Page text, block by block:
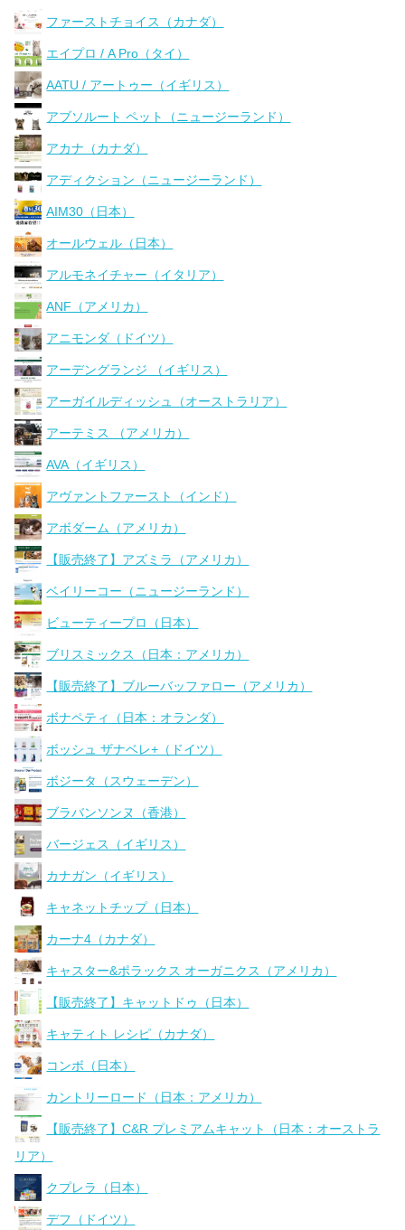
ファーストチョイス（カナダ）
エイプロ / A Pro（タイ）
AATU / アートゥー（イギリス）
アブソルート ペット（ニュージーランド）
アカナ（カナダ）
アディクション（ニュージーランド）
AIM30（日本）
オールウェル（日本）
アルモネイチャー（イタリア）
ANF（アメリカ）
アニモンダ（ドイツ）
アーデングランジ （イギリス）
アーガイルディッシュ（オーストラリア）
アーテミス （アメリカ）
AVA（イギリス）
アヴァントファースト（インド）
アボダーム（アメリカ）
【販売終了】アズミラ（アメリカ）
ベイリーコー（ニュージーランド）
ビューティープロ（日本）
ブリスミックス（日本：アメリカ）
【販売終了】ブルーバッファロー（アメリカ）
ボナペティ（日本：オランダ）
ボッシュ ザナベレ+（ドイツ）
ボジータ（スウェーデン）
ブラバンソンヌ（香港）
バージェス（イギリス）
カナガン（イギリス）
キャネットチップ（日本）
カーナ4（カナダ）
キャスター&ポラックス オーガニクス（アメリカ）
【販売終了】キャットドゥ（日本）
キャティト レシピ（カナダ）
コンボ（日本）
カントリーロード（日本：アメリカ）
【販売終了】C&R プレミアムキャット（日本：オーストラ
リア）
クプレラ（日本）
デフ（ドイツ）